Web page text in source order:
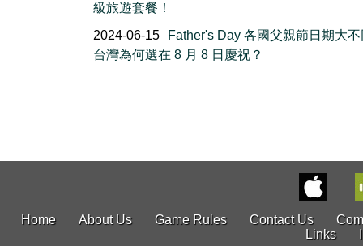
級旅遊套餐！
2024-06-15
Father's Day 各國父親節日期大
台灣為何選在 8 月 8 日慶祝？
Home About Us Game Rules Contact Us
Links